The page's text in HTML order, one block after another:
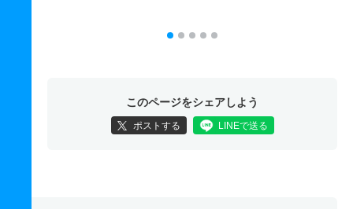
このページをシェアしよう
ポストする LINEで送る